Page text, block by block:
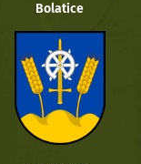
Bolatice